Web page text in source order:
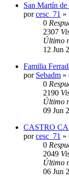
San Martín
porcesc_71 »
0
2307
Último
12 Jun
Familia
por Sebadm »
0
2190
Último
09 Jun
CASTRO
porcesc_71 »
0
2049
Último
06 Jun